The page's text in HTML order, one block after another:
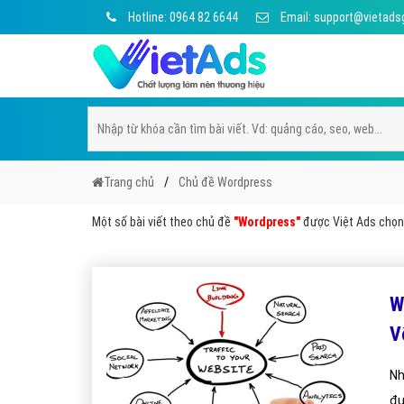
Hotline: 0964 82 6644 Email:
Trang chủ Chủ đề Wordpress
Một số bài viết theo chủ đề "Wordpress"được Việt Ads